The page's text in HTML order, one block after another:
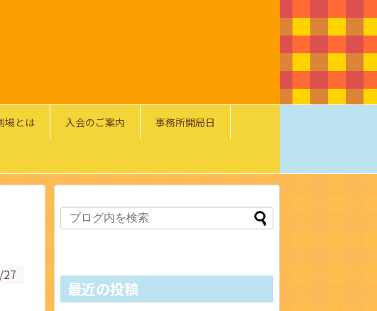
場とは 入会のご案内 事務所開局日
最近の投稿